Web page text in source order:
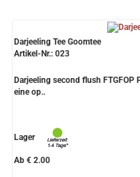
Darjeeling Tee Goomtee
Artikel-Nr.: 023
Darjeeling second flush
eine op..
Lager
Ab € 2.00